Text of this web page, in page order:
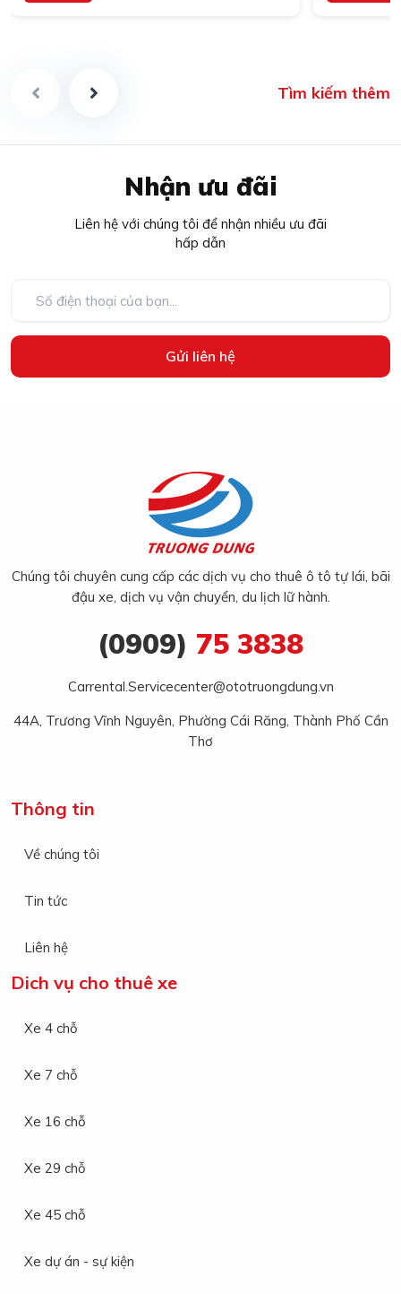
Tìm kiếm thêm
Nhận ưu đãi
Liên hệ với chúng tôi để nhận nhiều ưu đãi
hấp dẫn
Gửi liên hệ
Chúng tôi chuyên cung cấp các dịch vụ cho thuê ô tô tự lái, bãi
đậu xe, dịch vụ vận chuyển, du lịch lữ hành.
Thông tin
Về chúng tôi
Tin tức
Liên hệ
Dich vụ cho thuê xe
Xe 4 chỗ
Xe 7 chỗ
Xe 16 chỗ
Xe 29 chỗ
Xe 45 chỗ
Xe dự án - sự kiện
(0909) 75 3838
Carrental.Servicecenter@ototruongdung.vn
44A, Trương Vĩnh Nguyên, Phường Cái Răng, Thành Phố Cần
Thơ